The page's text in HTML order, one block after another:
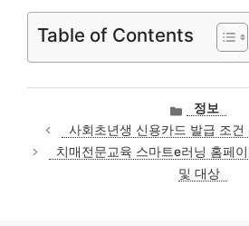
Table of Contents
카
테
고
리
정보
사회초년생 신용카드 발급 조건
치매전문교육 스마트e러닝 홈페
및 대상